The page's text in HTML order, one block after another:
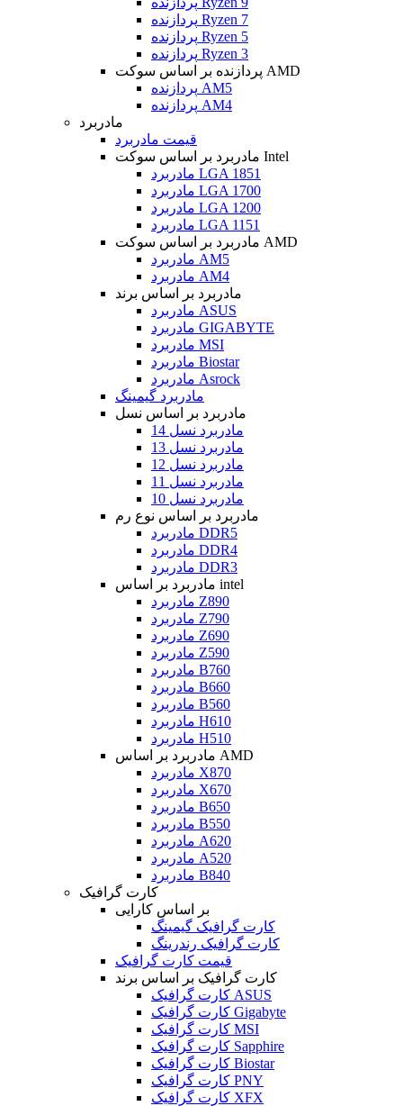
پردازنده Ryzen 7
پردازنده Ryzen 5
پردازنده Ryzen 3
پردازنده بر اساس سوکت AMD
پردازنده AM5
پردازنده AM4
مادربرد
قیمت مادربرد
مادربرد بر اساس سوکت Intel
مادربرد LGA 1851
مادربرد LGA 1700
مادربرد LGA 1200
مادربرد LGA 1151
مادربرد بر اساس سوکت AMD
مادربرد AM5
مادربرد AM4
مادربرد بر اساس برند
مادربرد ASUS
مادربرد GIGABYTE
مادربرد MSI
مادربرد Biostar
مادربرد Asrock
مادربرد گیمینگ
مادربرد بر اساس نسل
مادربرد نسل 14
مادربرد نسل 13
مادربرد نسل 12
مادربرد نسل 11
مادربرد نسل 10
مادربرد بر اساس نوع رم
مادربرد DDR5
مادربرد DDR4
مادربرد DDR3
مادربرد بر اساس intel
مادربرد Z890
مادربرد Z790
مادربرد Z690
مادربرد Z590
مادربرد B760
مادربرد B660
مادربرد B560
مادربرد H610
مادربرد H510
مادربرد بر اساس AMD
مادربرد X870
مادربرد X670
مادربرد B650
مادربرد B550
مادربرد A620
مادربرد A520
مادربرد B840
کارت گرافیک
بر اساس کارایی
کارت گرافیک گیمینگ
کارت گرافیک رندرینگ
قیمت کارت گرافیک
کارت گرافیک بر اساس برند
کارت گرافیک ASUS
کارت گرافیک Gigabyte
کارت گرافیک MSI
کارت گرافیک Sapphire
کارت گرافیک Biostar
کارت گرافیک PNY
کارت گرافیک XFX